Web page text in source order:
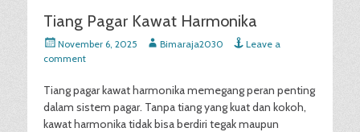
Tiang Pagar Kawat Harmonika
Posted
on
November 6, 2025 AuthorBimaraja2030
Leave a
comment
Tiang pagar kawat harmonika memegang peran penting
dalam sistem pagar. Tanpa tiang yang kuat dan kokoh,
kawat harmonika tidak bisa berdiri tegak maupun